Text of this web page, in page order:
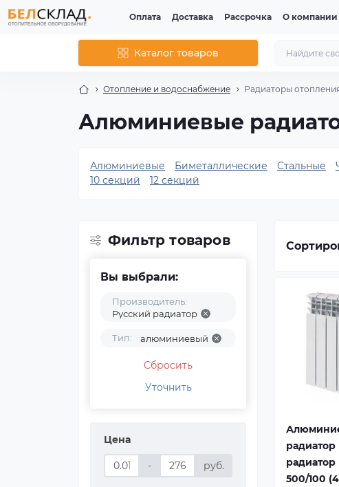
Оплата Доставка Рассрочка О компании
Каталог товаров
Отопление и водоснабжение Радиаторы
Алюминиевые
Алюминиевые Биметаллические Стальные
10 секций
12 секций
Фильтр товаров
Вы выбрали:
Производитель:
Русский радиатор
Тип: алюминиевый
Сбросить
Уточнить
Цена
- руб.
радиатор
радиатор
500/100